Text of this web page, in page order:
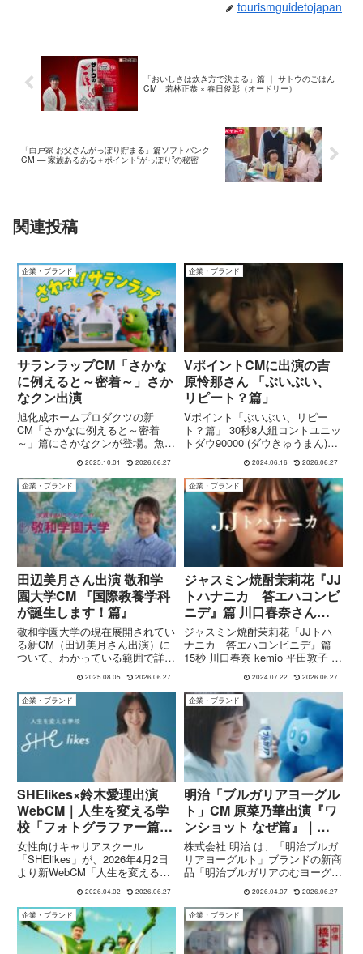
tourismguidetojapan
「おいしさは炊き方で決まる」篇 ｜ サトウのごはん
CM 若林正恭 × 春日俊彰（オードリー）
「白戸家 お父さんがっぽり貯まる」篇ソフトバンク
CM — 家族あるある＋ポイント“がっぽり”の秘密
関連投稿
企業・ブランド
サランラップCM「さかな
に例えると～密着～」さか
なクン出演
旭化成ホームプロダクツの新
CM「さかなに例えると～密着
～」篇にさかなクンが登場。魚の
たとえでサランラップのリニュー
アルポイント「密着性・使いやす
さ」を楽しく紹介します。
2025.10.01 2026.06.27
企業・ブランド
VポイントCMに出演の吉
原怜那さん 「ぶいぶい、
リピート？篇」
Vポイント「ぶいぶい、リピー
ト？篇」 30秒8人組コントユニッ
トダウ90000 (ダウきゅうまん)で
活動する女子大生の吉原怜那さ
ん。今回は約1か月前にご出演、
公開されたVポイント公式チャン
ネルのYouTube 30秒CMの様子な
どをご紹介い...
2024.06.16 2026.06.27
企業・ブランド
田辺美月さん出演 敬和学
園大学CM 『国際教養学科
が誕生します！篇』
敬和学園大学の現在展開されてい
る新CM（田辺美月さん出演）に
ついて、わかっている範囲で詳細
をご紹介します。🎥 新CMの概要
出演者：田辺美月さん（新潟県新
発田市出身、元SKE48）役柄：
大学生役として登場し、明るく爽
やかな雰囲気を演出していま...
2025.08.05 2026.06.27
企業・ブランド
ジャスミン焼酎茉莉花『JJ
トハナニカ 答エハコンビ
ニデ』篇 川口春奈さん
kemioさん 平田敦子さん
ジャスミン焼酎茉莉花『JJトハ
ナニカ 答エハコンビニデ』篇
15秒 川口春奈 kemio 平田敦子 サ
ントリー2024年4月9日(火)～サン
トリーからジャスミン焼酎「茉莉
花(まつりか)＜ジャスミン茶割・
JJ＞缶」が新発売。それに伴
い、川口春...
2024.07.22 2026.06.27
企業・ブランド
SHElikes×鈴木愛理出演
WebCM｜人生を変える学
校「フォトグラファー篇」
ほか全3篇
女性向けキャリアスクール
「SHElikes」が、2026年4月2日
より新WebCM「人生を変える学
校」シリーズを公開しました。本
作には、歌手・俳優として幅広く
活躍する鈴木愛理がストーリーテ
ラーとして出演し、実際の受講生
の体験をもとにした全3...
2026.04.02 2026.06.27
企業・ブランド
明治「ブルガリアヨーグル
ト」CM 原菜乃華出演『ワ
ンショット なぜ篇』｜モ
ヤモヤの正体は“腸”だっ
た？
株式会社 明治 は、「明治ブルガ
リアヨーグルト」ブランドの新商
品「明治ブルガリアのむヨーグル
トLB81 ONE SHOT」の発売に伴
い、俳優の 原菜乃華さん を起用
した新TVCM『ワンショット な
ぜ篇』を2026年4月7日より全国
で放映開始...
2026.04.07 2026.06.27
企業・ブランド 企業・ブランド